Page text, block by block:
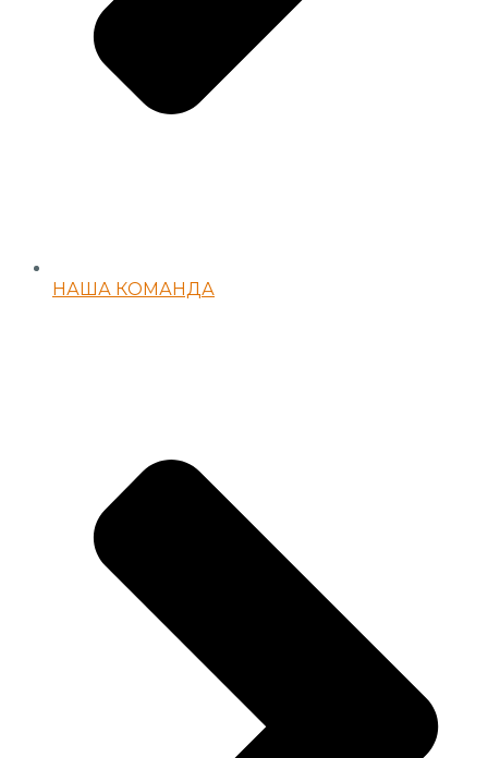
НАША КОМАНДА